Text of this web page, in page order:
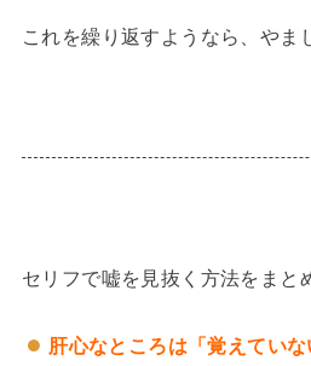
これを繰り返すようなら、やま
セリフで嘘を見抜く方法をまと
肝心なところは「覚えていな